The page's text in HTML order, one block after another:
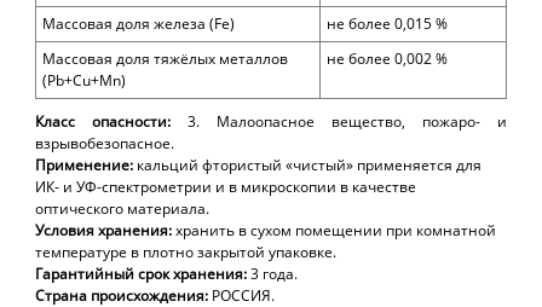
Массовая доля железа (Fe) не более 0,015%
Массовая доля тяжёлых металлов
(Pb+Cu+Mn)
не более 0,002%
Класс опасности: 3. Малоопасное вещество, пожаро- и
взрывобезопасное.
Применение: кальций фтористый «чистый» применяется для
ИК- и УФ-спектрометрии и в микроскопии в качестве
оптического материала.
Условия хранения:хранить в сухом помещении при комнатной
температуре в плотно закрытой упаковке.
Гарантийный срок хранения:3 года.
Страна происхождения: РОССИЯ.